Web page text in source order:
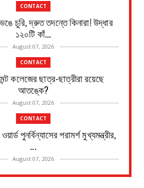
CONTACT
চুরি, দ্রুত তদন্তে কিনারা! উদ্ধার
১২০টি কাঁ...
August 07, 2026
CONTACT
কলেজের ছাত্র-ছাত্রীরা রয়েছে
আতঙ্কে?
August 07, 2026
CONTACT
পুনর্বিন্যাসের পরামর্শ মুখ্যমন্ত্রীর,
...
August 07, 2026
CONTACT